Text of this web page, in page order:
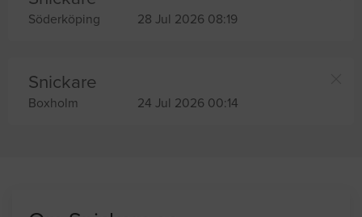
Söderköping 28 Jul 2026 08:19
Snickare
Boxholm 24 Jul 2026 00:14